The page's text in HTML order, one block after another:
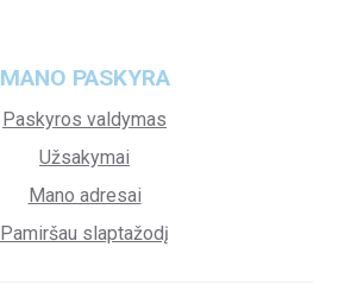
MANO PASKYRA
Paskyros valdymas
Užsakymai
Mano adresai
Pamiršau slaptažodį